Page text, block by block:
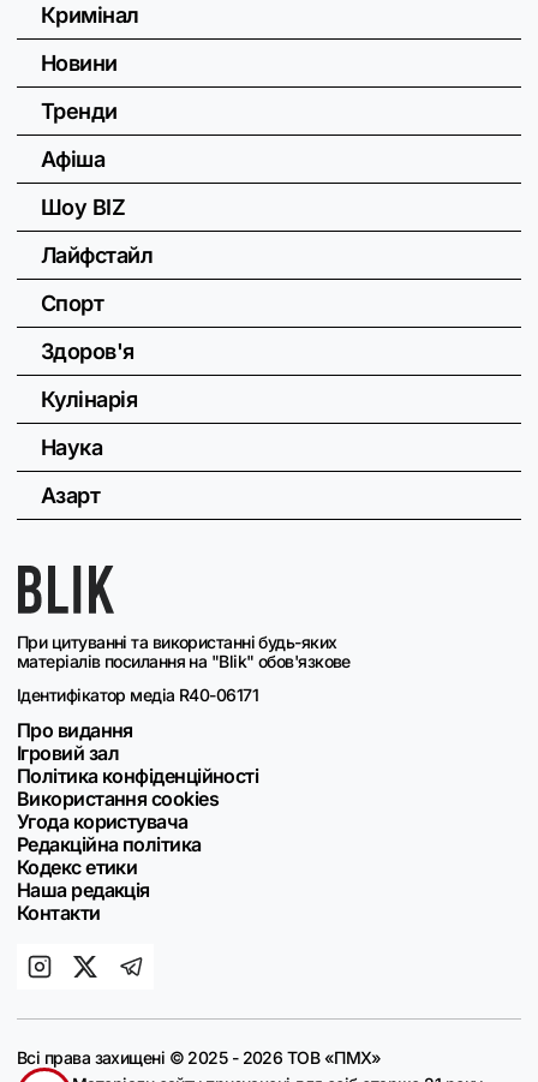
При цитуванні та використанні будь-яких
матеріалів посилання на "Blik" обов'язкове
Ідентифікатор медіа R40-06171
Про видання
Ігровий зал
Політика конфіденційності
Використання cookies
Угода користувача
Редакційна політика
Кодекс етики
Наша редакція
Контакти
Кримінал
Новини
Тренди
Афіша
Шоу BIZ
Лайфстайл
Спорт
Здоров'я
Кулінарія
Наука
Азарт
Всі права захищені © 2025 - 2026 ТОВ «ПМХ»